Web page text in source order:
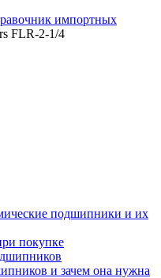
импортных
FLR-2-1/4
подшипники и их
покупке
и зачем она нужна